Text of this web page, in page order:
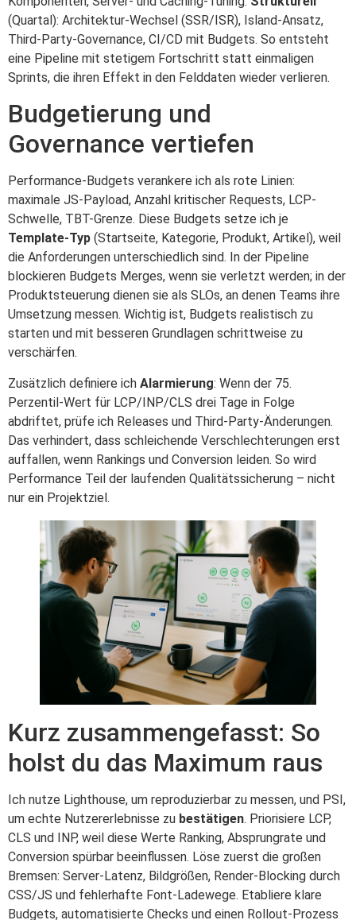
(Quartal): Architektur-Wechsel (SSR/ISR), Island-Ansatz,
Third-Party-Governance, CI/CD mit Budgets. So entsteht
eine Pipeline mit stetigem Fortschritt statt einmaligen
Sprints, die ihren Effekt in den Felddaten wieder verlieren.
Budgetierung und
Governance vertiefen
Performance-Budgets verankere ich als rote Linien:
maximale JS-Payload, Anzahl kritischer Requests, LCP-
Schwelle, TBT-Grenze. Diese Budgets setze ich je
Template-Typ (Startseite, Kategorie, Produkt, Artikel), weil
die Anforderungen unterschiedlich sind. In der Pipeline
blockieren Budgets Merges, wenn sie verletzt werden; in der
Produktsteuerung dienen sie als SLOs, an denen Teams ihre
Umsetzung messen. Wichtig ist, Budgets realistisch zu
starten und mit besseren Grundlagen schrittweise zu
verschärfen.
Zusätzlich definiere ich Alarmierung: Wenn der 75.
Perzentil-Wert für LCP/INP/CLS drei Tage in Folge
abdriftet, prüfe ich Releases und Third-Party-Änderungen.
Das verhindert, dass schleichende Verschlechterungen erst
auffallen, wenn Rankings und Conversion leiden. So wird
Performance Teil der laufenden Qualitätssicherung – nicht
nur ein Projektziel.
Kurz zusammengefasst: So
holst du das Maximum raus
Ich nutze Lighthouse, um reproduzierbar zu messen, und PSI,
um echte Nutzererlebnisse zu bestätigen. Priorisiere LCP,
CLS und INP, weil diese Werte Ranking, Absprungrate und
Conversion spürbar beeinflussen. Löse zuerst die großen
Bremsen: Server-Latenz, Bildgrößen, Render-Blocking durch
CSS/JS und fehlerhafte Font-Ladewege. Etabliere klare
Budgets, automatisierte Checks und einen Rollout-Prozess